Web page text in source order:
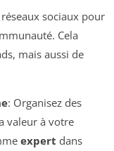
sociaux pour
Cela
mais aussi de
: Organisez des
valeur à votre
expert dans